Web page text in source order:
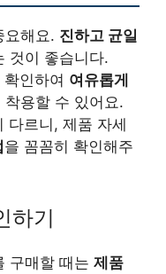
요해요. 진하고 균일
것이 좋습니다.
확인하여 여유롭게
용할 수 있어요.
다르니, 제품 자세
을 꼼꼼히 확인해주
하기
구매할 때는 제품